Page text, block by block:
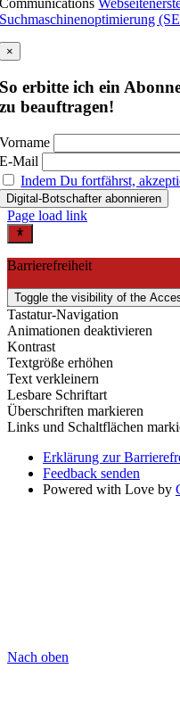
Communications
Suchmaschinenoptimierung
×
So erbitte ich ein
zu beauftragen!
Vorname
E-Mail
Indem Du fortfährst,
Page load link
Barrierefreiheit
Toggle the visibility of the
Tastatur-Navigation
Animationen deaktivieren
Kontrast
Textgröße erhöhen
Text verkleinern
Lesbare Schriftart
Überschriften markieren
Links und Schaltflächen
Erklärung zur
Feedback senden
Powered with Love by
Nach oben